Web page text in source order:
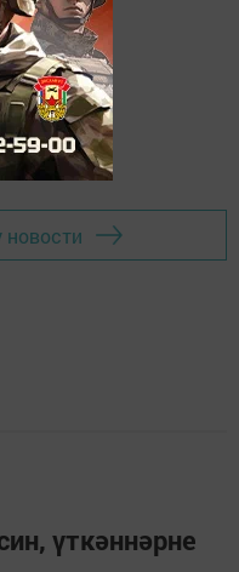
новости
үткәннәрне